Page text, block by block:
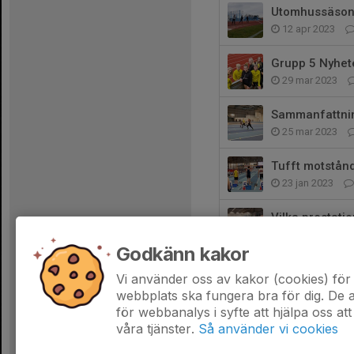
12 apr 2023
Grupp 5
29 mar 2023
25 mar 2023
Tufft
23 jan 2023
Vilka
12 dec 2022
Godkänn kakor
Vi använder oss av kakor (cookies)
webbplats ska fungera bra för dig. De
för webbanalys i syfte att hjälpa oss
våra tjänster. Så använder vi cookies